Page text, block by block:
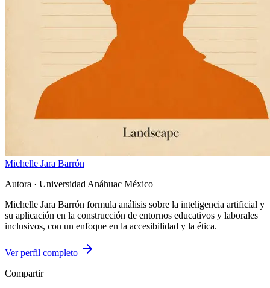
Michelle Jara Barrón
Autora · Universidad Anáhuac México
Michelle Jara Barrón formula análisis sobre la inteligencia artificial y
su aplicación en la construcción de entornos educativos y laborales
inclusivos, con un enfoque en la accesibilidad y la ética.
Ver perfil completo
Compartir